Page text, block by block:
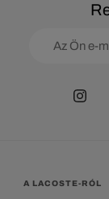
A LACOSTE-RÓL